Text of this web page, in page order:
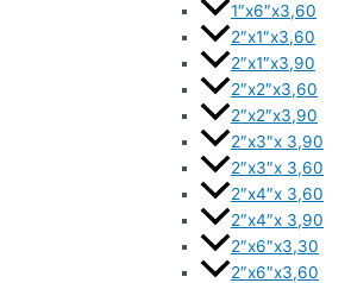
1″x6″x3,60
2″x1″x3,60
2″x1″x3,90
2″x2″x3,60
2″x2″x3,90
2″x3″x 3,90
2″x3″x 3,60
2″x4″x 3,60
2″x4″x 3,90
2″x6″x3,30
2″x6″x3,60